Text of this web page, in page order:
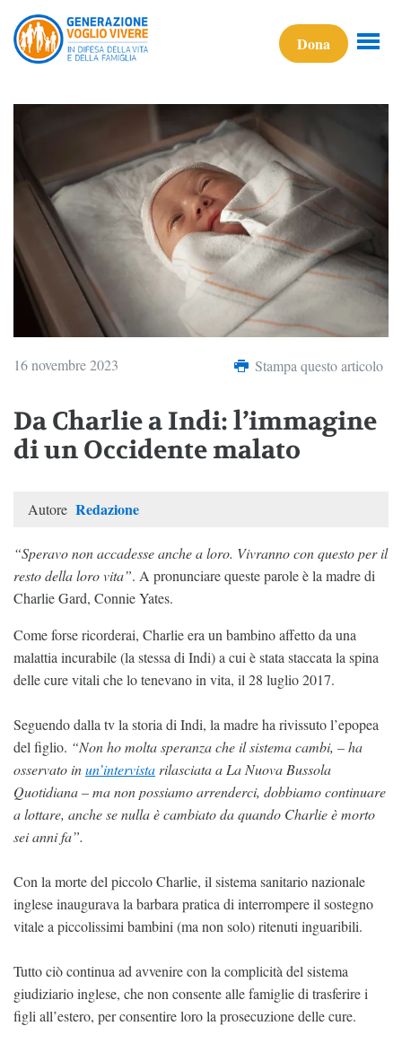
Dona
16 novembre 2023 Stampa questo articolo
Da Charlie a Indi: l’immagine
di un Occidente malato
Autore Redazione
“Speravo non accadesse anche a loro. Vivranno con questo per il
resto della loro vita”. A pronunciare queste parole è la madre di
Charlie Gard, Connie Yates.
Come forse ricorderai, Charlie era un bambino affetto da una
malattia incurabile (la stessa di Indi) a cui è stata staccata la spina
delle cure vitali che lo tenevano in vita, il 28 luglio 2017.
Seguendo dalla tv la storia di Indi, la madre ha rivissuto l’epopea
del figlio. “Non ho molta speranza che il sistema cambi, – ha
osservato inun’intervista rilasciata a La Nuova Bussola
Quotidiana – ma non possiamo arrenderci, dobbiamo continuare
a lottare, anche se nulla è cambiato da quando Charlie è morto
sei anni fa”.
Con la morte del piccolo Charlie, il sistema sanitario nazionale
inglese inaugurava la barbara pratica di interrompere il sostegno
vitale a piccolissimi bambini (ma non solo) ritenuti inguaribili.
Tutto ciò continua ad avvenire con la complicità del sistema
giudiziario inglese, che non consente alle famiglie di trasferire i
figli all’estero, per consentire loro la prosecuzione delle cure.